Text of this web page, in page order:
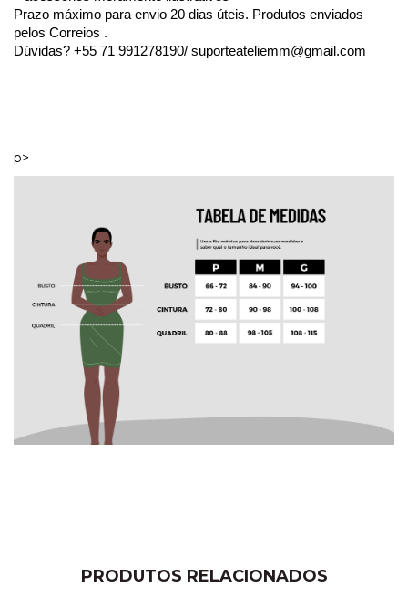
Prazo máximo para envio 20 dias úteis. Produtos enviados
pelos Correios .
Dúvidas? +55 71 991278190/ suporteateliemm@gmail.com
p>
PRODUTOS RELACIONADOS